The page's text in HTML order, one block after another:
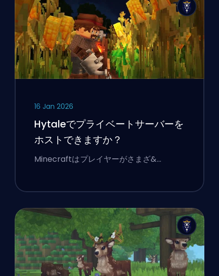
16 Jan 2026
Hytaleでプライベートサーバーを
ホストできますか？
Minecraftはプレイヤーがさまざ&…